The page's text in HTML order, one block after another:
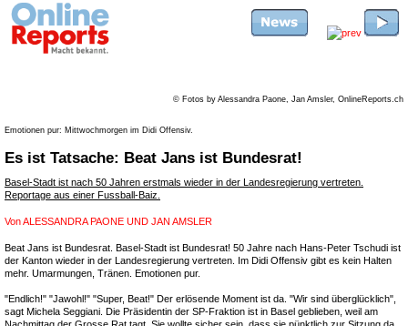
© Fotos by Alessandra Paone, Jan Amsler, OnlineReports.ch
Emotionen pur: Mittwochmorgen im Didi Offensiv.
Es ist Tatsache: Beat Jans ist Bundesrat!
Basel-Stadt ist nach 50 Jahren erstmals wieder in der Landesregierung vertreten.
Reportage aus einer Fussball-Baiz.
VonALESSANDRA PAONE UND JAN AMSLER
Beat Jans ist Bundesrat. Basel-Stadt ist Bundesrat! 50 Jahre nach Hans-Peter Tschudi ist
der Kanton wieder in der Landesregierung vertreten. Im Didi Offensiv gibt es kein Halten
mehr. Umarmungen, Tränen. Emotionen pur.
"Endlich!" "Jawohl!" "Super, Beat!" Der erlösende Moment ist da. "Wir sind überglücklich",
sagt Michela Seggiani. Die Präsidentin der SP-Fraktion ist in Basel geblieben, weil am